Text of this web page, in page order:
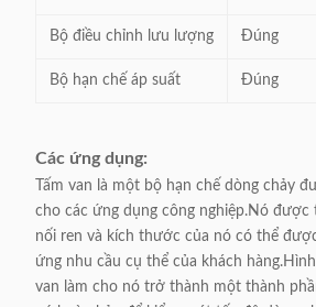
Bộ điều chỉnh lưu lượng Đúng
Bộ hạn chế áp suất Đúng
Các ứng dụng:
Tấm van là một bộ hạn chế dòng chảy
cho các ứng dụng công nghiệp.Nó
nối ren và kích thước của nó có thể
ứng nhu cầu cụ thể của khách
van làm cho nó trở thành một thành